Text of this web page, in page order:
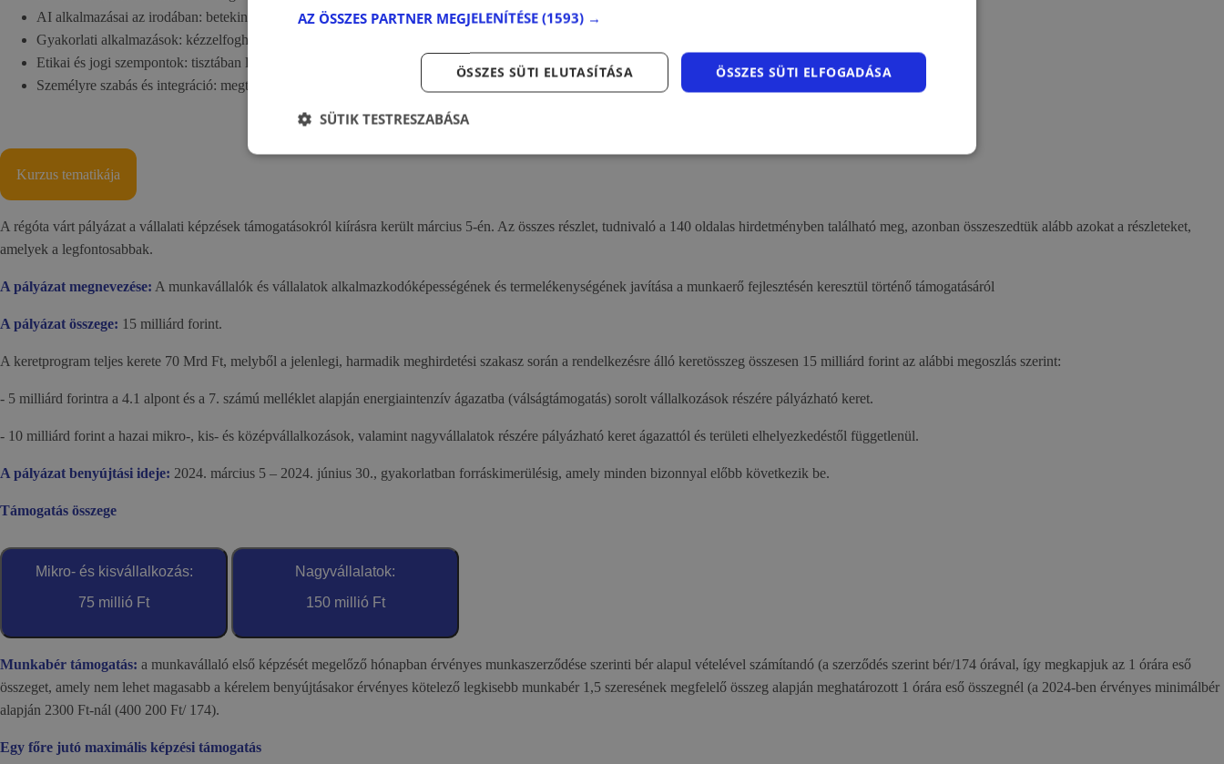
AI alkalmazásai az irodában: betekintést nyerhetsz abba, hogyan javíthatják ezek a technológiák a hatékonyságot szövegalkotásban, adatgyűjtésben és elemzésben.
Gyakorlati alkalmazások: kézzelfogható példákon keresztül sajátíthatod el az AI eszközök használatát.
Etikai és jogi szempontok: tisztában leszel az AI használatának etikai és jogi vonatkozásaival.
Személyre szabás és integráció: megtanulod, hogyan integrálhatod a mesterséges intelligencia eszközöket a saját munkafolyamataidba.
Kurzus tematikája
A régóta várt pályázat a vállalati képzések támogatásokról kiírásra került március 5-én. Az összes részlet, tudnivaló a 140 oldalas hirdetményben található meg, azonban összeszedtük alább azokat a részleteket,
amelyek a legfontosabbak.
A pályázat megnevezése: A munkavállalók és vállalatok alkalmazkodóképességének és termelékenységének javítása a munkaerő fejlesztésén keresztül történő támogatásáról
A pályázat összege: 15 milliárd forint.
A keretprogram teljes kerete 70 Mrd Ft, melyből a jelenlegi, harmadik meghirdetési szakasz során a rendelkezésre álló keretösszeg összesen 15 milliárd forint az alábbi megoszlás szerint:
- 5 milliárd forintra a 4.1 alpont és a 7. számú melléklet alapján energiaintenzív ágazatba (válságtámogatás) sorolt vállalkozások részére pályázható keret.
- 10 milliárd forint a hazai mikro-, kis- és középvállalkozások, valamint nagyvállalatok részére pályázható keret ágazattól és területi elhelyezkedéstől függetlenül.
A pályázat benyújtási ideje: 2024. március 5 – 2024. június 30., gyakorlatban forráskimerülésig, amely minden bizonnyal előbb következik be.
Támogatás összege
Mikro- és kisvállalkozás:
75 millió Ft
Nagyvállalatok:
150 millió Ft
Munkabér támogatás: a munkavállaló első képzését megelőző hónapban érvényes munkaszerződése szerinti bér alapul vételével számítandó (a szerződés szerint bér/174 órával, így megkapjuk az 1 órára eső
összeget, amely nem lehet magasabb a kérelem benyújtásakor érvényes kötelező legkisebb munkabér 1,5 szeresének megfelelő összeg alapján meghatározott 1 órára eső összegnél (a 2024-ben érvényes minimálbér
alapján 2300 Ft-nál (400 200 Ft/ 174).
Egy főre jutó maximális képzési támogatás
AZ ÖSSZES PARTNER MEGJELENÍTÉSE (1593) →
ÖSSZES SÜTI ELFOGADÁSA
ÖSSZES SÜTI ELUTASÍTÁSA
SÜTIK TESTRESZABÁSA